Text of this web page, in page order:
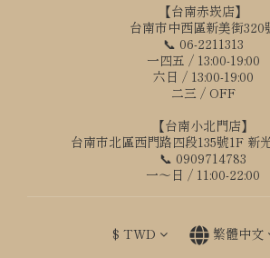
【台南赤崁店】
台南市中西區新美街320
📞 06-2211313
一四五 / 13:00-19:00
六日 / 13:00-19:00
二三 / OFF
【台南小北門店】
台南市北區西門路四段135號1F 新
📞 0909714783
一～日 / 11:00-22:00
$ TWD 繁體中文